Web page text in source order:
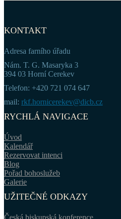
KONTAKT
Adresa farního úřadu
Nám. T. G. Masaryka 3
394 03 Horní Cerekev
Telefon: +420 721 074 647
mail: rkf.hornicerekev@dicb.cz
RYCHLÁ NAVIGACE
Úvod
Kalendář
Rezervovat intenci
Blog
Pořad bohoslužeb
Galerie
UŽITEČNÉ ODKAZY
Česká biskupská konference